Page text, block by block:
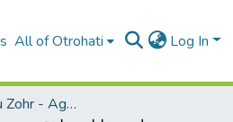
All of Otrohati Log In
Université Ibnou Zohr - Agadir